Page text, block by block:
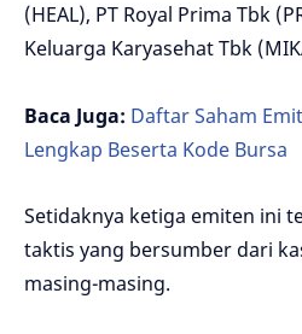
(HEAL), PT Royal Prima Tbk
Keluarga Karyasehat Tbk
Baca Juga: Daftar Saham
Lengkap Beserta Kode Bursa
Setidaknya ketiga emiten ini
taktis yang bersumber dari
masing-masing.